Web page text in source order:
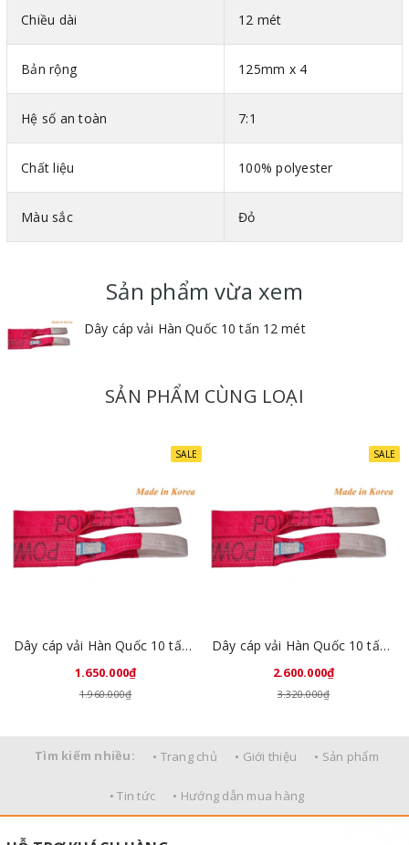
Thông số kỹ thuật cáp vải bản dẹt 2 đầu mắt Hàn Quốc
Bản rộng : Mỗi 25mm ứng với tải trọng 1 tấn
Vật liệu : 100% polyester
Hệ số an toàn : 7:1
Chiều dài 12 mét
Bản rộng 125mm x 4
Hệ số an toàn 7:1
Chất liệu 100% polyester
Màu sắc Đỏ
Sản phẩm vừa xem
Dây cáp vải Hàn Quốc 10 tấn 12 mét
SẢN PHẨM CÙNG LOẠI
SALE
Dây cáp vải Hàn Quốc 10 tấn 4 mét
1.650.000₫
1.960.000₫
SALE
Dây cáp vải Hàn Quốc 10 tấn 6 mét
2.600.000₫
3.320.000₫
Tìm kiếm nhiều: • Trang chủ • Giới thiệu • Sản phẩm
• Tin tức • Hướng dẫn mua hàng